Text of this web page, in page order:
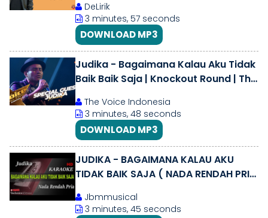
DeLirik
3 minutes, 57 seconds
DOWNLOAD MP3
Judika - Bagaimana Kalau Aku Tidak
Baik Baik Saja | Knockout Round | The
The Voice Indonesia
3 minutes, 48 seconds
DOWNLOAD MP3
JUDIKA - BAGAIMANA KALAU AKU
TIDAK BAIK SAJA ( NADA RENDAH PRIA
Jbmmusical
3 minutes, 45 seconds